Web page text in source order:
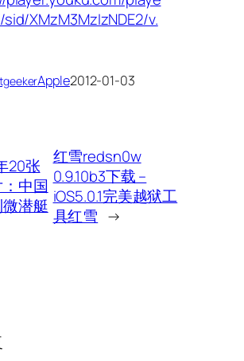
XMzM3MzIzNDE2/v.
Apple2012-01-03
20张
中国
潜艇
红雪redsn0w
0.9.10b3下载 –
iOS5.0.1完美越狱工
具红雪 →